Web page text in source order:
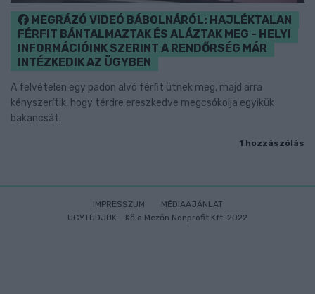
MEGRÁZÓ VIDEÓ BÁBOLNÁRÓL: HAJLÉKTALAN
FÉRFIT BÁNTALMAZTAK ÉS ALÁZTAK MEG - HELYI
INFORMÁCIÓINK SZERINT A RENDŐRSÉG MÁR
INTÉZKEDIK AZ ÜGYBEN
A felvételen egy padon alvó férfit ütnek meg, majd arra
kényszerítik, hogy térdre ereszkedve megcsókolja egyikük
bakancsát.
1 hozzászólás
IMPRESSZUM
MÉDIAAJÁNLAT
UGYTUDJUK - Kő a Mezőn Nonprofit Kft. 2022